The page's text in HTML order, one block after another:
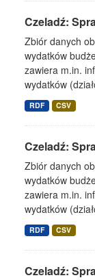
Czeladź:
Zbiór danych
wydatków
zawiera m.in.
wydatków
RDF CSV
Czeladź:
Zbiór danych
wydatków
zawiera m.in.
wydatków
RDF CSV
Czeladź: